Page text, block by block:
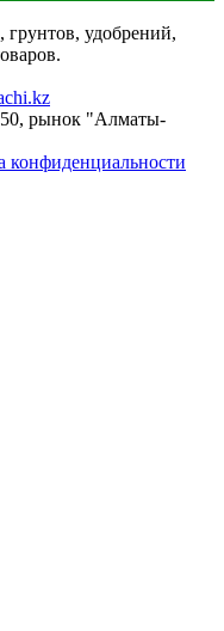
грунтов, удобрений,
50, рынок "Алматы-
конфиденциальности